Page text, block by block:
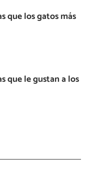
que los gatos más
que le gustan a los